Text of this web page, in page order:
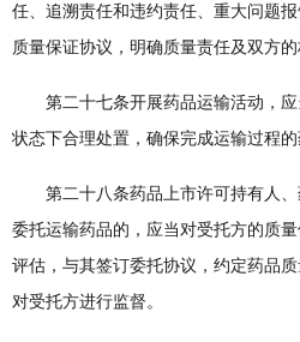
任、追溯责任和违约责任、重大问题
质量保证协议，明确质量责任及双方的
第二十七条开展药品运输活动，应
状态下合理处置，确保完成运输过程的
第二十八条药品上市许可持有人、
委托运输药品的，应当对受托方的质
评估，与其签订委托协议，约定药品
对受托方进行监督。